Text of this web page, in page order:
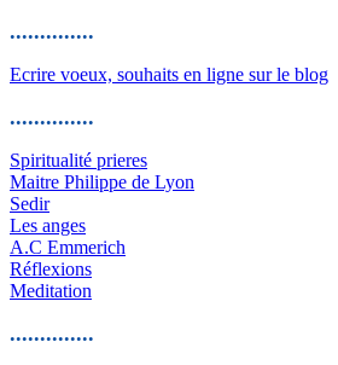
..............
Ecrire voeux, souhaits en ligne sur le blog
..............
Spiritualité prieres
Maitre Philippe de Lyon
Sedir
Les anges
A.C Emmerich
Réflexions
Meditation
..............